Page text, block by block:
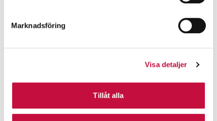
Marknadsföring
Visa detaljer
Tillåt alla